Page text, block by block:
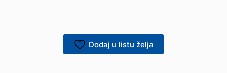
Dodaj u listu želja